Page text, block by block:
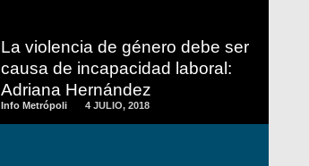
La violencia de género debe ser
causa de incapacidad laboral:
Adriana Hernández
Info Metrópoli 4 JULIO, 2018